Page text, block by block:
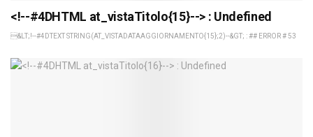
<!--#4DHTML at_vistaTitolo{15}--> : Undefined
&LT;!--#4DTEXT STRING(AT_VISTADATAAGGIORNAMENTO{15};2)--&GT; : ## ERROR # 53